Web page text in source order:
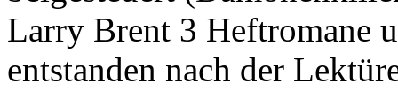
Larry Brent 3 Heftromane
entstanden nach der